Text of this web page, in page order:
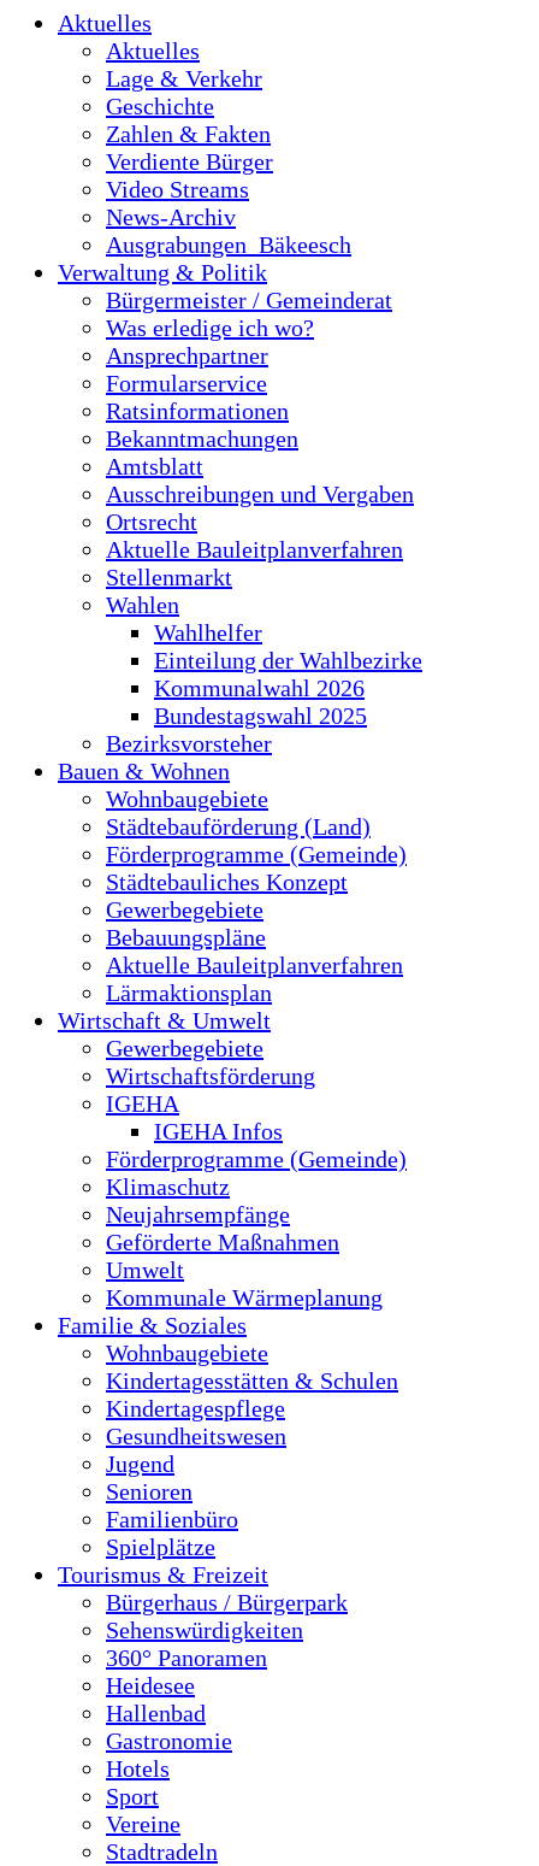
Aktuelles
Aktuelles
Lage & Verkehr
Geschichte
Zahlen & Fakten
Verdiente Bürger
Video Streams
News-Archiv
Ausgrabungen_Bäkeesch
Verwaltung & Politik
Bürgermeister / Gemeinderat
Was erledige ich wo?
Ansprechpartner
Formularservice
Ratsinformationen
Bekanntmachungen
Amtsblatt
Ausschreibungen und Vergaben
Ortsrecht
Aktuelle Bauleitplanverfahren
Stellenmarkt
Wahlen
Wahlhelfer
Einteilung der Wahlbezirke
Kommunalwahl 2026
Bundestagswahl 2025
Bezirksvorsteher
Bauen & Wohnen
Wohnbaugebiete
Städtebauförderung (Land)
Förderprogramme (Gemeinde)
Städtebauliches Konzept
Gewerbegebiete
Bebauungspläne
Aktuelle Bauleitplanverfahren
Lärmaktionsplan
Wirtschaft & Umwelt
Gewerbegebiete
Wirtschaftsförderung
IGEHA
IGEHA Infos
Förderprogramme (Gemeinde)
Klimaschutz
Neujahrsempfänge
Geförderte Maßnahmen
Umwelt
Kommunale Wärmeplanung
Familie & Soziales
Wohnbaugebiete
Kindertagesstätten & Schulen
Kindertagespflege
Gesundheitswesen
Jugend
Senioren
Familienbüro
Spielplätze
Tourismus & Freizeit
Bürgerhaus / Bürgerpark
Sehenswürdigkeiten
360° Panoramen
Heidesee
Hallenbad
Gastronomie
Hotels
Sport
Vereine
Stadtradeln